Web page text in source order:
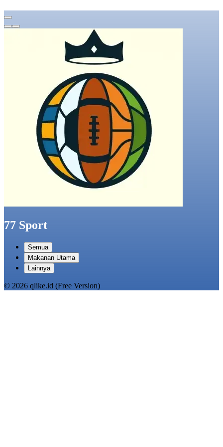
77 Sport
Semua
Makanan Utama
Lainnya
© 2026 qlike.id (Free Version)